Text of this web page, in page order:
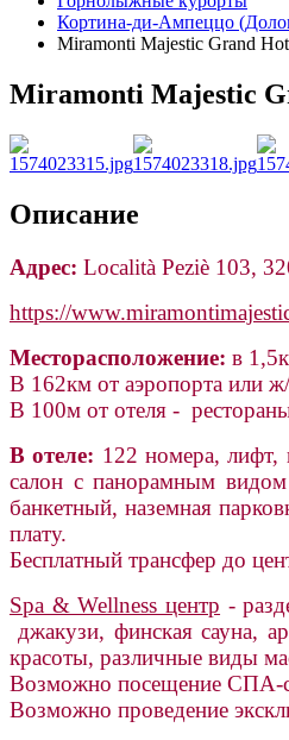
Кортина-ди-Ампеццо
Miramonti Majestic Grand
Miramonti Majestic
Описание
Адрес: Località Peziè 103,
https://
Месторасположение: в
В 162км от аэропорта или
В 100м от отеля -
В отеле: 122 номера, лифт,
салон с панорамным
банкетный, наземная
плату.
Бесплатный трансфер до
Spa & Wellness центр -
джакузи, финская сауна,
красоты, различные виды
Возможно посещение СПА-
Возможно проведение